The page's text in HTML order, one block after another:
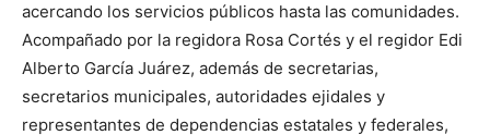
acercando los servicios públicos hasta las comunidades.
Acompañado por la regidora Rosa Cortés y el regidor Edi
Alberto García Juárez, además de secretarias,
secretarios municipales, autoridades ejidales y
representantes de dependencias estatales y federales,